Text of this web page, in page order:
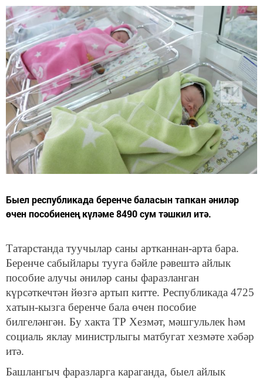
Быел республикада беренче баласын тапкан әниләр
өчен пособиенең күләме 8490 сум тәшкил итә.
Татарстанда туучылар саны артканнан-арта бара.
Беренче сабыйлары тууга бәйле рәвештә айлык
пособие алучы әниләр саны фаразланган
күрсәткечтән йөзгә артып китте. Республикада 4725
хатын-кызга беренче бала өчен пособие
билгеләнгән. Бу хакта ТР Хезмәт, мәшгульлек һәм
социаль яклау министрлыгы матбугат хезмәте хәбәр
итә.
Башлангыч фаразларга караганда, быел айлык